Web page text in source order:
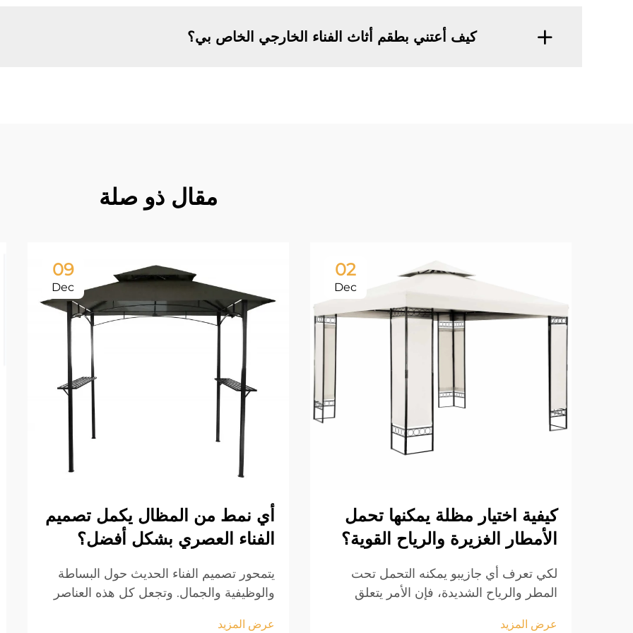
كيف أعتني بطقم أثاث الفناء الخارجي الخاص بي؟
مقال ذو صلة
02
Dec
كيفية اختيار مظلة يمكنها تحمل
الأمطار الغزيرة والرياح القوية؟
لكي تعرف أي جازيبو يمكنه التحمل تحت
المطر والرياح الشديدة، فإن الأمر يتعلق
عرض المزيد
09
Dec
أي نمط من المظال يكمل تصميم
الفناء العصري بشكل أفضل؟
يتمحور تصميم الفناء الحديث حول البساطة
والوظيفية والجمال. وتجعل كل هذه العناصر
عرض المزيد